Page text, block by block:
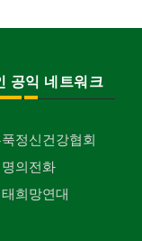
공익 네트워크
정신건강협회
의전화
희망연대